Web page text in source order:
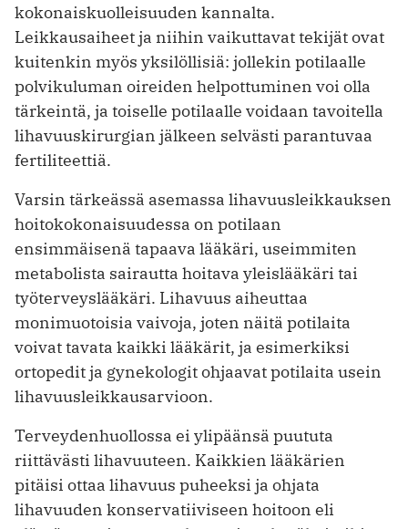
kokonaiskuolleisuuden kannalta.
Leikkausaiheet ja niihin vaikuttavat tekijät ovat
kuitenkin myös yksilöllisiä: jollekin potilaalle
polvikuluman oireiden helpottuminen voi olla
tärkeintä, ja toiselle potilaalle voidaan tavoitella
lihavuuskirurgian jälkeen selvästi parantuvaa
fertiliteettiä.
Varsin tärkeässä asemassa lihavuusleikkauksen
hoitokokonaisuudessa on potilaan
ensimmäisenä tapaava lääkäri, useimmiten
metabolista sairautta hoitava yleislääkäri tai
työterveyslääkäri. Lihavuus aiheuttaa
monimuotoisia vaivoja, joten näitä potilaita
voivat tavata kaikki lääkärit, ja esimerkiksi
ortopedit ja gynekologit ohjaavat potilaita usein
lihavuusleikkausarvioon.
Terveydenhuollossa ei ylipäänsä puututa
riittävästi lihavuuteen. Kaikkien lääkärien
pitäisi ottaa lihavuus puheeksi ja ohjata
lihavuuden konservatiiviseen hoitoon eli